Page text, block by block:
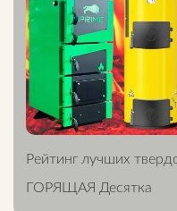
Рейтинг лучших
ГОРЯЩАЯ Десятка